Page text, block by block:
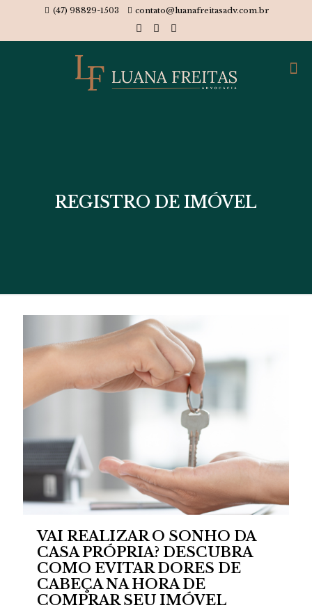
(47) 98829-1503 contato@luanafreitasadv.com.br
REGISTRO DE IMÓVEL
VAI REALIZAR O SONHO DA
CASA PRÓPRIA? DESCUBRA
COMO EVITAR DORES DE
CABEÇA NA HORA DE
COMPRAR SEU IMÓVEL